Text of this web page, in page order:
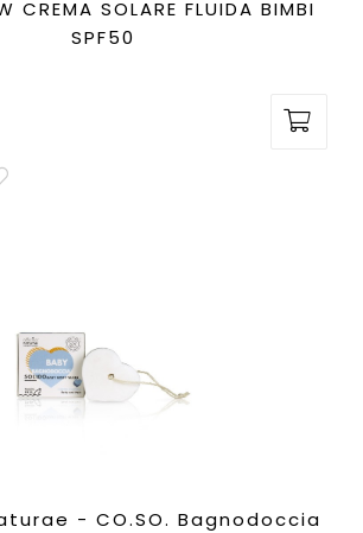
CREMA SOLARE FLUIDA BIMBI
SPF50
- CO.SO. Bagnodoccia